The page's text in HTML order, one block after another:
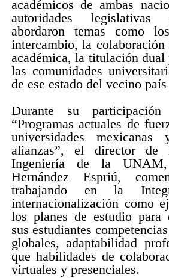
académicos de ambas
autoridades
abordaron temas como
intercambio, la
académica, la titulación dual
las comunidades
de ese estado del vecino
Durante su
“Programas actuales de
universidades
alianzas”, el director de
Ingeniería de la
Hernández Espriú,
trabajando en la
internacionalización como
los planes de estudio para
sus estudiantes
globales, adaptabilidad
que habilidades de
virtuales y presenciales.